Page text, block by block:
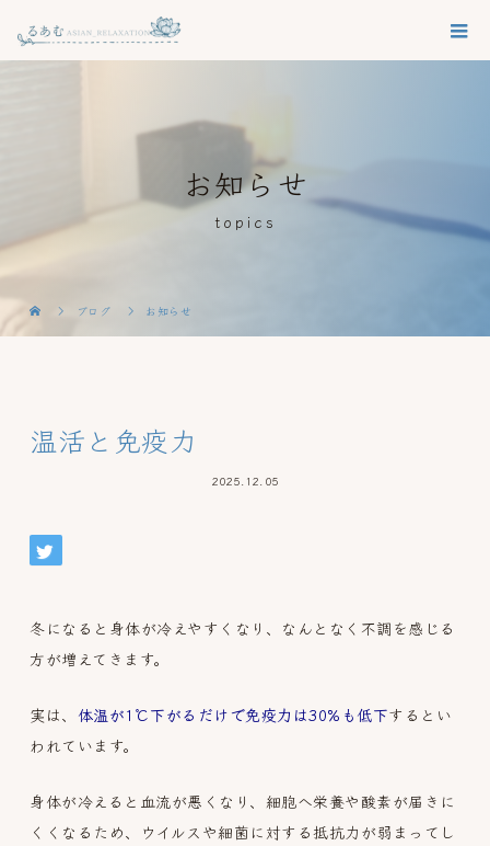
お知らせ
topics
ブログ お知らせ
温活と免疫力
2025.12.05
冬になると身体が冷えやすくなり、なんとなく不調を感じる
方が増えてきます。
実は、 体温が1℃下がるだけで免疫力は30%も低下するとい
われています。
身体が冷えると血流が悪くなり、細胞へ栄養や酸素が届きに
くくなるため、ウイルスや細菌に対する抵抗力が弱まってし